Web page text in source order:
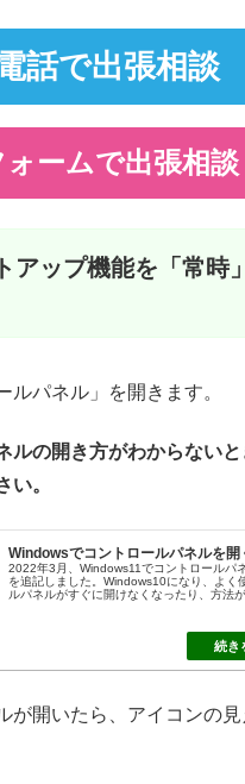
話で出張相談
ォームで出張相談
アップ機能を「常時
ルパネル」を開きます。
ルの開き方がわからない
い。
Windowsでコントロールパネルを開
2022年3月、Windows11でコントロールパ
を追記しました。Windows10になり、よく
ルパネルがすぐに開けなくなったり、方法が
が開いたら、アイコンの